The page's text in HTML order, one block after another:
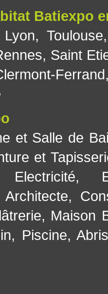
Batiexpo
Lyon, Toulouse
, Saint
Ferrand
et Salle de
et
Electricité,
Architecte,
, Maison
, Piscine,